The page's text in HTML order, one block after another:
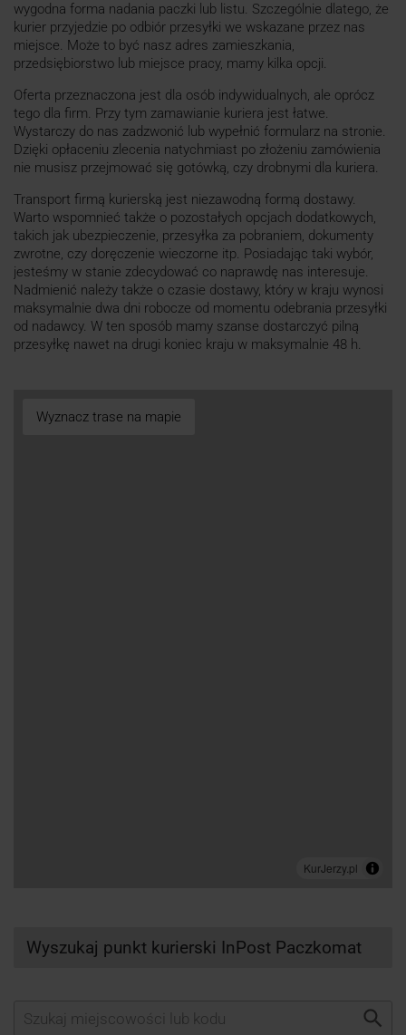
wygodna forma nadania paczki lub listu. Szczególnie dlatego, że
kurier przyjedzie po odbiór przesyłki we wskazane przez nas
miejsce. Może to być nasz adres zamieszkania,
przedsiębiorstwo lub miejsce pracy, mamy kilka opcji.
Oferta przeznaczona jest dla osób indywidualnych, ale oprócz
tego dla firm. Przy tym zamawianie kuriera jest łatwe.
Wystarczy do nas zadzwonić lub wypełnić formularz na stronie.
Dzięki opłaceniu zlecenia natychmiast po złożeniu zamówienia
nie musisz przejmować się gotówką, czy drobnymi dla kuriera.
Transport firmą kurierską jest niezawodną formą dostawy.
Warto wspomnieć także o pozostałych opcjach dodatkowych,
takich jak ubezpieczenie, przesyłka za pobraniem, dokumenty
zwrotne, czy doręczenie wieczorne itp. Posiadając taki wybór,
jesteśmy w stanie zdecydować co naprawdę nas interesuje.
Nadmienić należy także o czasie dostawy, który w kraju wynosi
maksymalnie dwa dni robocze od momentu odebrania przesyłki
od nadawcy. W ten sposób mamy szanse dostarczyć pilną
przesyłkę nawet na drugi koniec kraju w maksymalnie 48 h.
Wyznacz trase na mapie
Wyszukaj punkt kurierski InPost Paczkomat